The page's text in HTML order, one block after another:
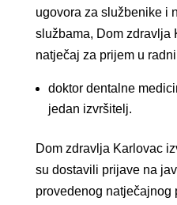
ugovora za službenike i
službama, Dom zdravlja
natječaj za prijem u
doktor dentalne
jedan izvršitelj.
Dom zdravlja Karlovac
su dostavili prijave na
provedenog natječajnog